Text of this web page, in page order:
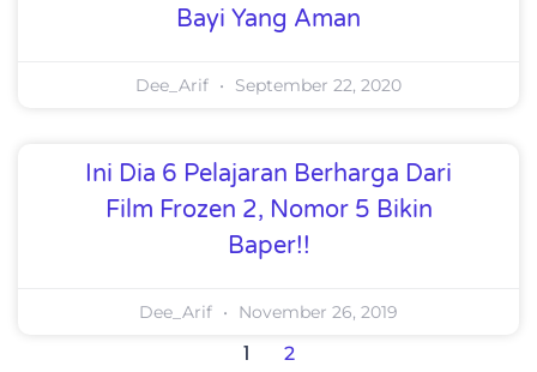
Bayi Yang Aman
Dee_Arif September 22, 2020
Ini Dia 6 Pelajaran Berharga Dari
Film Frozen 2, Nomor 5 Bikin
Baper!!
Dee_Arif November 26, 2019
1 2